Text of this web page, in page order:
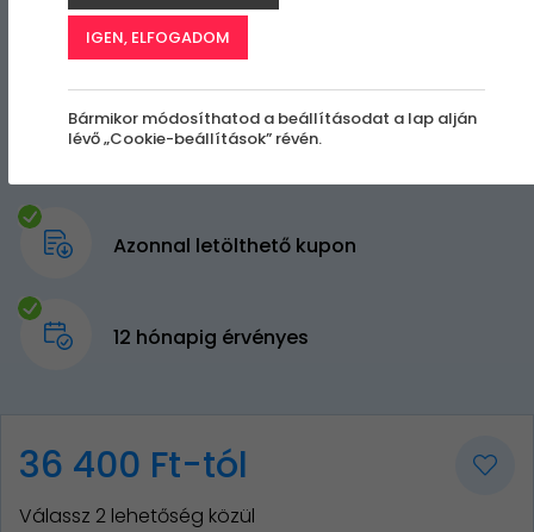
Azonnal letölthető kupon
12 hónapig érvényes
36 400 Ft-tól
Válassz 2 lehetőség közül
IGEN, ELFOGADOM
Bármikor módosíthatod a beállításodat a lap alján
lévő „Cookie-beállítások” révén.